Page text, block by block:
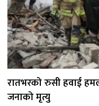
रातभरको रुसी हवाई
जनाको मृत्यु